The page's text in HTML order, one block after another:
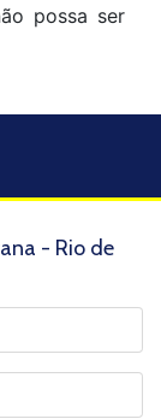
possa ser
- Rio de